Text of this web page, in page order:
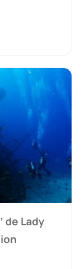
de Lady